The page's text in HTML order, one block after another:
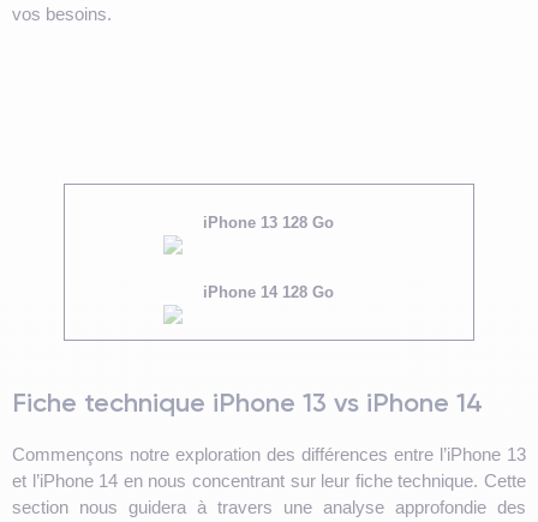
vos besoins.
iPhone 13 128 Go
iPhone 14 128 Go
Fiche technique iPhone 13 vs iPhone 14
Commençons notre exploration des différences entre l’iPhone 13
et l’iPhone 14 en nous concentrant sur leur fiche technique. Cette
section nous guidera à travers une analyse approfondie des